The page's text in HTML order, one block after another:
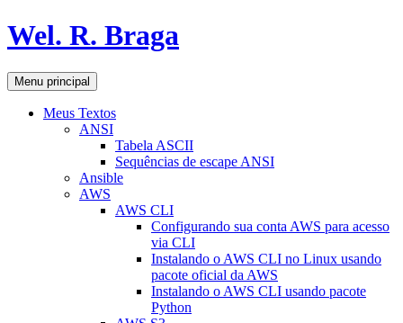
Pular
para
conteúdo
Wel. R. Braga
Pesquisar
Menu principal
Meus Textos
ANSI
Tabela ASCII
Sequências de escape ANSI
Ansible
AWS
AWS CLI
Configurando sua conta AWS para acesso
via CLI
Instalando o AWS CLI no Linux usando
pacote oficial da AWS
Instalando o AWS CLI usando pacote
Python